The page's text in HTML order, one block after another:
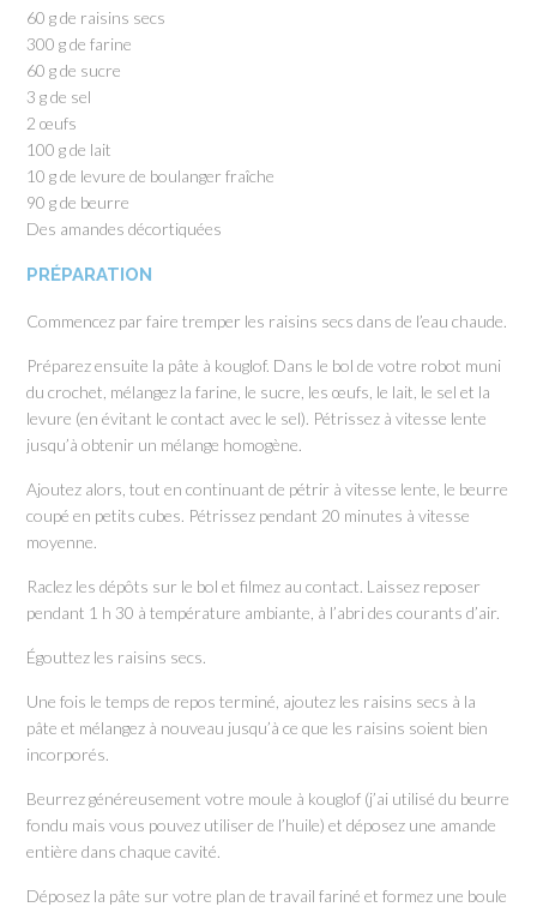
60 g de raisins secs
300 g de farine
60 g de sucre
3 g de sel
2 œufs
100 g de lait
10 g de levure de boulanger fraîche
90 g de beurre
Des amandes décortiquées
PRÉPARATION
Commencez par faire tremper les raisins secs dans de l’eau chaude.
Préparez ensuite la pâte à kouglof. Dans le bol de votre robot muni
du crochet, mélangez la farine, le sucre, les œufs, le lait, le sel et la
levure (en évitant le contact avec le sel). Pétrissez à vitesse lente
jusqu’à obtenir un mélange homogène.
Ajoutez alors, tout en continuant de pétrir à vitesse lente, le beurre
coupé en petits cubes. Pétrissez pendant 20 minutes à vitesse
moyenne.
Raclez les dépôts sur le bol et filmez au contact. Laissez reposer
pendant 1 h 30 à température ambiante, à l’abri des courants d’air.
Égouttez les raisins secs.
Une fois le temps de repos terminé, ajoutez les raisins secs à la
pâte et mélangez à nouveau jusqu’à ce que les raisins soient bien
incorporés.
Beurrez généreusement votre moule à kouglof (j’ai utilisé du beurre
fondu mais vous pouvez utiliser de l’huile) et déposez une amande
entière dans chaque cavité.
Déposez la pâte sur votre plan de travail fariné et formez une boule